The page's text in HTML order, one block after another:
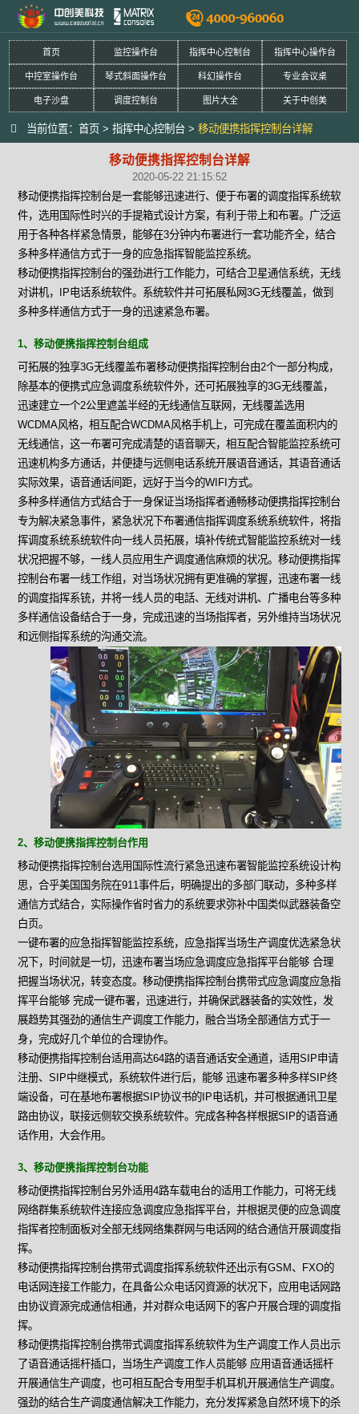
首页 监控操作台 指挥中心控制台 指挥中心操作台
中控室操作台 琴式斜面操作台 科幻操作台 专业会议桌
电子沙盘 调度控制台 图片大全 关于中创美
当前位置：首页 > 指挥中心控制台 > 移动便携指挥控制台详解
移动便携指挥控制台详解
2020-05-22 21:15:52
移动便携指挥控制台是一套能够迅速进行、便于布署的调度指挥系统软
件，选用国际性时兴的手提箱式设计方案，有利于带上和布署。广泛运
用于各种各样紧急情景，能够在3分钟内布署进行一套功能齐全，结合
多种多样通信方式于一身的应急指挥智能监控系统。
移动便携指挥控制台的强劲进行工作能力，可结合卫星通信系统，无线
对讲机，IP电话系统软件。系统软件并可拓展私网3G无线覆盖，做到
多种多样通信方式于一身的迅速紧急布署。
1、移动便携指挥控制台组成
可拓展的独享3G无线覆盖布署移动便携指挥控制台由2个一部分构成，
除基本的便携式应急调度系统软件外，还可拓展独享的3G无线覆盖，
迅速建立一个2公里遮盖半经的无线通信互联网，无线覆盖选用
WCDMA风格，相互配合WCDMA风格手机上，可完成在覆盖面积内的
无线通信，这一布署可完成清楚的语音聊天，相互配合智能监控系统可
迅速机构多方通话，并便捷与远侧电话系统开展语音通话，其语音通话
实际效果，语音通话间距，远好于当今的WIFI方式。
多种多样通信方式结合于一身保证当场指挥者通畅移动便携指挥控制台
专为解决紧急事件，紧急状况下布署通信指挥调度系统系统软件，将指
挥调度系统系统软件向一线人员拓展，填补传统式智能监控系统对一线
状况把握不够，一线人员应用生产调度通信麻烦的状况。移动便携指挥
控制台布署一线工作组，对当场状况拥有更准确的掌握，迅速布署一线
的调度指挥系铳，并将一线人员的电話、无线对讲机、广播电台等多种
多样通信设备结合于一身，完成迅速的当场指挥者，另外维持当场状况
和远侧指挥系统的沟通交流。
2、移动便携指挥控制台作用
移动便携指挥控制台选用国际性流行紧急迅速布署智能监控系统设计构
思，合乎美国国务院在911事件后，明确提出的多部门联动，多种多样
通信方式结合，实际操作省时省力的系统要求弥补中国类似武器装备空
白页。
一键布署的应急指挥智能监控系统，应急指挥当场生产调度优选紧急状
况下，时间就是一切，迅速布署当场应急调度应急指挥平台能够 合理
把握当场状况，转变态度。移动便携指挥控制台携带式应急调度应急指
挥平台能够 完成一键布署，迅速进行，并确保武器装备的实效性，发
展趋势其强劲的通信生产调度工作能力，融合当场全部通信方式于一
身，完成好几个单位的合理协作。
移动便携指挥控制台适用高达64路的语音通话安全通道，适用SIP申请
注册、SIP中继模式，系统软件进行后，能够 迅速布署多种多样SIP终
端设备，可在基地布署根据SIP协议书的IP电话机，并可根据通讯卫星
路由协议，联接远侧软交换系统软件。完成各种各样根据SIP的语音通
话作用，大会作用。
3、移动便携指挥控制台功能
移动便携指挥控制台另外适用4路车载电台的适用工作能力，可将无线
网络群集系统软件连接应急调度应急指挥平台，并根据灵便的应急调度
指挥者控制面板对全部无线网络集群网与电话网的结合通信开展调度指
挥。
移动便携指挥控制台携带式调度指挥系统软件还出示有GSM、FXO的
电话网连接工作能力，在具备公众电话冈資源的状况下，应用电话网路
由协议資源完成通信相通，并对群众电话网下的客户开展合理的调度指
挥。
移动便携指挥控制台携带式调度指挥系统软件为生产调度工作人员出示
了语音通话摇杆插口，当场生产调度工作人员能够 应用语音通话摇杆
开展通信生产调度，也可相互配合专用型手机耳机开展通信生产调度。
强劲的结合生产调度通信解决工作能力，充分发挥紧急自然环境下的杀